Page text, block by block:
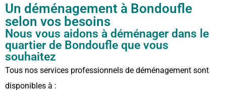
Un déménagement à Bondoufle
selon vos besoins
Nous vous aidons à déménager dans le
quartier de Bondoufle que vous
souhaitez
Tous nos services professionnels de déménagement sont
disponibles à :